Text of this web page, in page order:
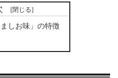
ましお味」の特徴